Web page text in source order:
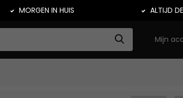
MORGEN IN HUIS ALTIJD
Mijn